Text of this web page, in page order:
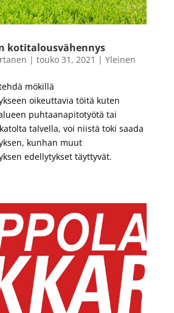
kotitalousvähennys
| touko 31, 2021 | Yleinen
mökillä
oikeuttavia töitä kuten
puhtaanapitotyötä tai
talvella, voi niistä toki saada
kunhan muut
edellytykset täyttyvät.